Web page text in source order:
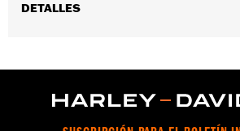
DETALLES
posapie del pasajero.
Installation Instructions